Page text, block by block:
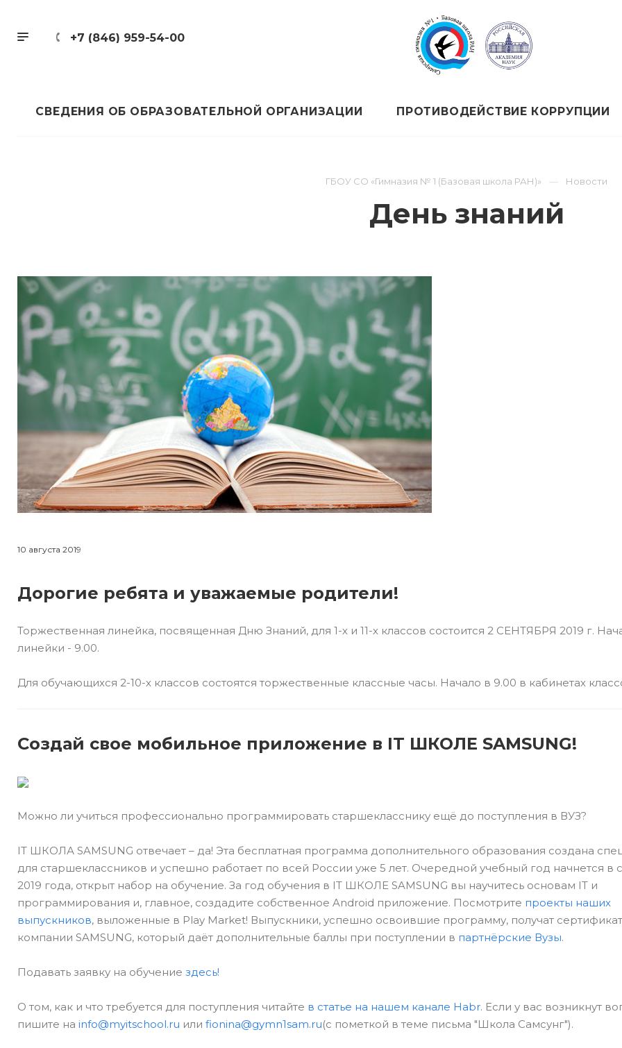
+7 (846) 959-54-00
СВЕДЕНИЯ ОБ ОБРАЗОВАТЕЛЬНОЙ ОРГАНИЗАЦИИ ПРОТИВОДЕЙСТВИЕ КОРРУПЦИИ
ГБОУ СО «Гимназия № 1 (Базовая школа РАН)» Новости
День знаний
10 августа 2019
Дорогие ребята и уважаемые родители!
Торжественная линейка, посвященная Дню Знаний, для 1-х и 11-х классов состоится 2 СЕНТЯБРЯ 2019 г.
линейки - 9.00.
Для обучающихся 2-10-х классов состоятся торжественные классные часы. Начало в 9.00 в кабинетах
Создай свое мобильное приложение в IT ШКОЛЕ SAMSUNG!
Можно ли учиться профессионально программировать старшекласснику ещё до поступления в ВУЗ?
IT ШКОЛА SAMSUNG отвечает – да! Эта бесплатная программа дополнительного образования создана
для старшеклассников и успешно работает по всей России уже 5 лет. Очередной учебный год начнется в
2019 года, открыт набор на обучение. За год обучения в IT ШКОЛЕ SAMSUNG вы научитесь основам IT и
программирования и, главное, создадите собственное Android приложение. Посмотрите проекты наших
выпускников, выложенные в Play Market! Выпускники, успешно освоившие программу, получат
компании SAMSUNG, который даёт дополнительные баллы при поступлении в партнёрские Вузы.
Подавать заявку на обучение здесь!
О том, как и что требуется для поступления читайте в статье на нашем канале Habr. Если у вас возникнут
пишите на info@myitschool.ru или fionina@gymn1sam.ru(c пометкой в теме письма "Школа Самсунг").